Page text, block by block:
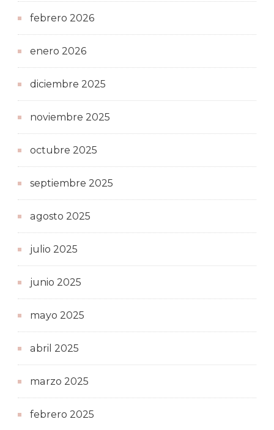
febrero 2026
enero 2026
diciembre 2025
noviembre 2025
octubre 2025
septiembre 2025
agosto 2025
julio 2025
junio 2025
mayo 2025
abril 2025
marzo 2025
febrero 2025